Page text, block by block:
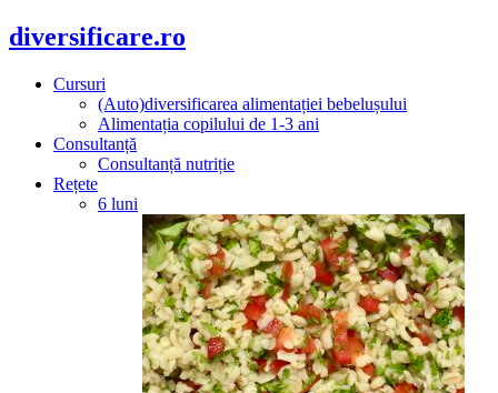
diversificare.ro
Cursuri
(Auto)diversificarea alimentației bebelușului
Alimentația copilului de 1-3 ani
Consultanță
Consultanță nutriție
Rețete
6 luni